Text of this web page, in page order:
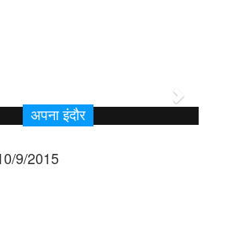
Next
अपना इंदौर
9/2015